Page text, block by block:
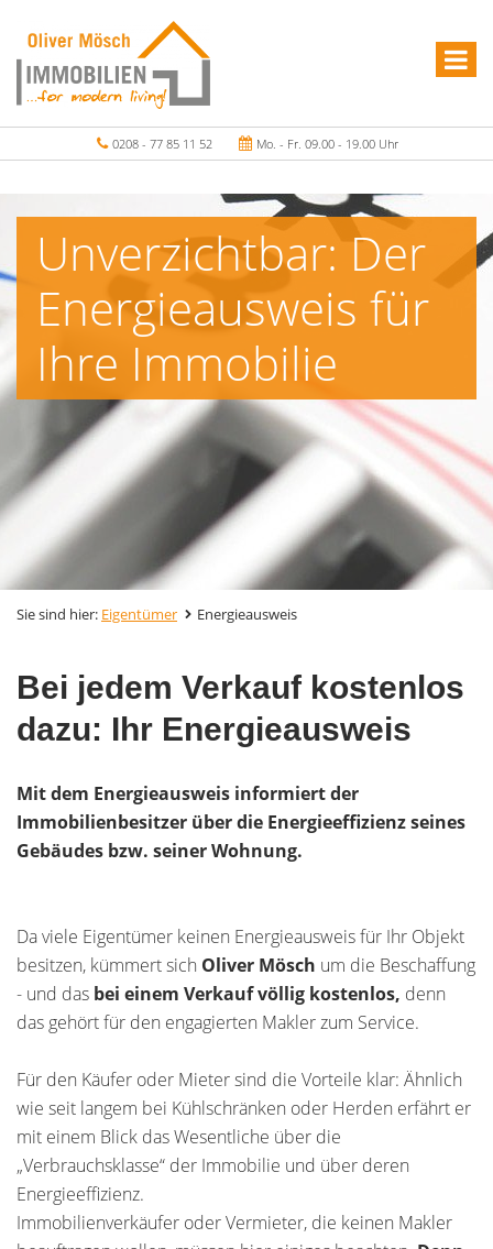
0208 - 77 85 11 52 Mo. - Fr. 09.00 - 19.00 Uhr
Unverzichtbar: Der
Energieausweis für
Ihre Immobilie
Sie sind hier: Eigentümer Energieausweis
Bei jedem Verkauf kostenlos
dazu: Ihr Energieausweis
Mit dem Energieausweis informiert der
Immobilienbesitzer über die Energieeffizienz seines
Gebäudes bzw. seiner Wohnung.
Da viele Eigentümer keinen Energieausweis für Ihr Objekt
besitzen, kümmert sich Oliver Mösch um die Beschaffung
- und das bei einem Verkauf völlig kostenlos, denn
das gehört für den engagierten Makler zum Service.
Für den Käufer oder Mieter sind die Vorteile klar: Ähnlich
wie seit langem bei Kühlschränken oder Herden erfährt er
mit einem Blick das Wesentliche über die
„Verbrauchsklasse“ der Immobilie und über deren
Energieeffizienz.
Immobilienverkäufer oder Vermieter, die keinen Makler